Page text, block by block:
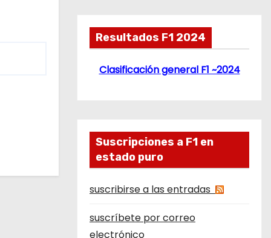
Resultados F1 2024
Clasificación general F1 ~2024
Suscripciones a F1 en
estado puro
suscribirse a las entradas
suscríbete por correo
electrónico